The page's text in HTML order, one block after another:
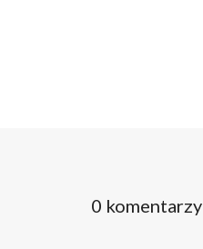
0 komentarzy